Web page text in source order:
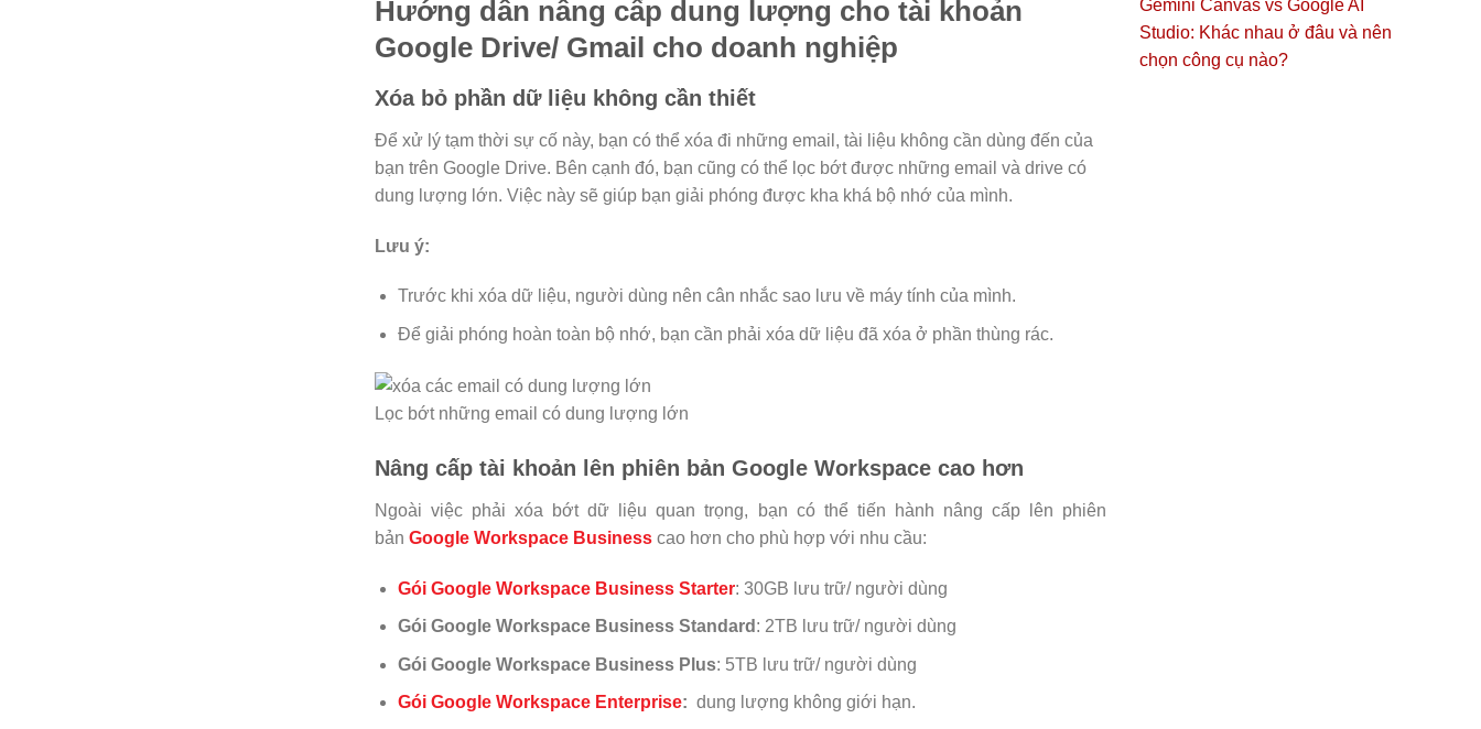
Hướng dẫn nâng cấp dung lượng cho tài khoản
Google Drive/ Gmail cho doanh nghiệp
Xóa bỏ phần dữ liệu không cần thiết
Để xử lý tạm thời sự cố này, bạn có thể xóa đi những email, tài liệu không cần dùng đến của
bạn trên Google Drive. Bên cạnh đó, bạn cũng có thể lọc bớt được những email và drive có
dung lượng lớn. Việc này sẽ giúp bạn giải phóng được kha khá bộ nhớ của mình.
Lưu ý:
Trước khi xóa dữ liệu, người dùng nên cân nhắc sao lưu về máy tính của mình.
Để giải phóng hoàn toàn bộ nhớ, bạn cần phải xóa dữ liệu đã xóa ở phần thùng rác.
Lọc bớt những email có dung lượng lớn
Nâng cấp tài khoản lên phiên bản Google Workspace cao hơn
Ngoài việc phải xóa bớt dữ liệu quan trọng, bạn có thể tiến hành nâng cấp lên phiên
bản Google Workspace Business cao hơn cho phù hợp với nhu cầu:
Gói Google Workspace Business Starter: 30GB lưu trữ/ người dùng
Gói Google Workspace Business Standard : 2TB lưu trữ/ người dùng
Gói Google Workspace Business Plus: 5TB lưu trữ/ người dùng
Gói Google Workspace Enterprise: dung lượng không giới hạn.
Gemini Canvas vs Google AI
Studio: Khác nhau ở đâu và nên
chọn công cụ nào?